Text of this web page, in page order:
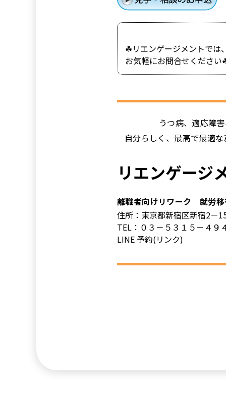
☘リエンゲージメントでは
お気軽にお問合せくださ
うつ病、適応障
自分らしく、最高で最適
リエンゲージ
離職者向けリワーク 就労
住所：東京都新宿区新宿2－
TEL：０３－５３１５－４９
LINE 予約(リンク)